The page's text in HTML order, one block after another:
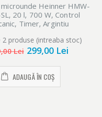
Heinner HMW-
20 l, 700 W, Control
Timer, Argintiu
2 produse (intreaba stoc)
Lei 299,00 Lei
ADAUGĂ ÎN COȘ